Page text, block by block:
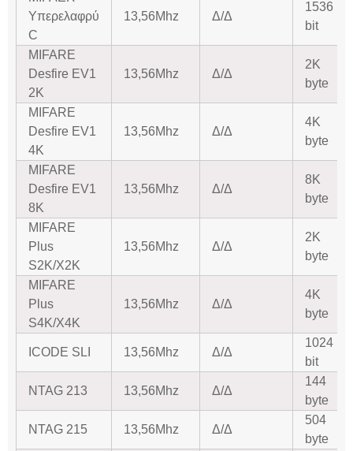
Υπερελαφρύ
C
13,56Mhz Δ/Δ
1536
bit
MIFARE
Desfire EV1
2K
13,56Mhz Δ/Δ
2K
byte
MIFARE
Desfire EV1
4K
13,56Mhz Δ/Δ
4K
byte
MIFARE
Desfire EV1
8K
13,56Mhz Δ/Δ
8K
byte
MIFARE
Plus
S2K/X2K
13,56Mhz Δ/Δ
2K
byte
MIFARE
Plus
S4K/X4K
13,56Mhz Δ/Δ
4K
byte
ICODE SLI 13,56Mhz Δ/Δ
1024
bit
NTAG 213 13,56Mhz Δ/Δ
144
byte
NTAG 215 13,56Mhz Δ/Δ
504
byte